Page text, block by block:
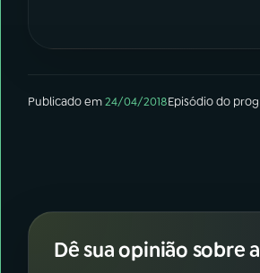
Publicado em24/04/2018Episódiodo
Dê sua opinião sobre